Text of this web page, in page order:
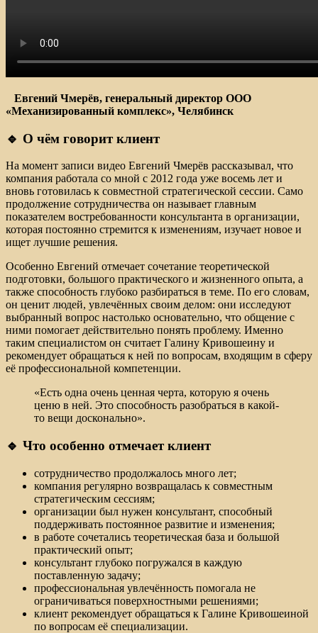
Евгений Чмерёв, генеральный директор ООО
«Механизированный комплекс», Челябинск
🔹 О чём говорит клиент
На момент записи видео Евгений Чмерёв рассказывал, что
компания работала со мной с 2012 года уже восемь лет и
вновь готовилась к совместной стратегической сессии. Само
продолжение сотрудничества он называет главным
показателем востребованности консультанта в организации,
которая постоянно стремится к изменениям, изучает новое и
ищет лучшие решения.
Особенно Евгений отмечает сочетание теоретической
подготовки, большого практического и жизненного опыта, а
также способность глубоко разбираться в теме. По его словам,
он ценит людей, увлечённых своим делом: они исследуют
выбранный вопрос настолько основательно, что общение с
ними помогает действительно понять проблему. Именно
таким специалистом он считает Галину Кривошеину и
рекомендует обращаться к ней по вопросам, входящим в сферу
её профессиональной компетенции.
«Есть одна очень ценная черта, которую я очень
ценю в ней. Это способность разобраться в какой-
то вещи досконально».
🔹 Что особенно отмечает клиент
сотрудничество продолжалось много лет;
компания регулярно возвращалась к совместным
стратегическим сессиям;
организации был нужен консультант, способный
поддерживать постоянное развитие и изменения;
в работе сочетались теоретическая база и большой
практический опыт;
консультант глубоко погружался в каждую
поставленную задачу;
профессиональная увлечённость помогала не
ограничиваться поверхностными решениями;
клиент рекомендует обращаться к Галине Кривошеиной
по вопросам её специализации.